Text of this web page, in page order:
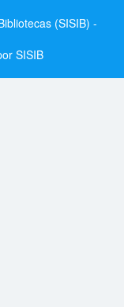
(SISIB) -
SISIB